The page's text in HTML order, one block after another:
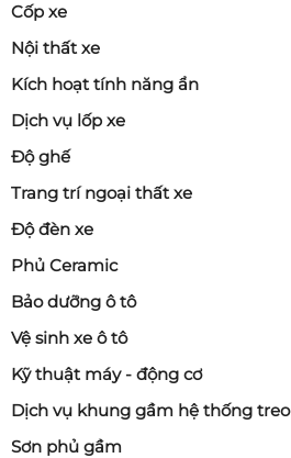
Cốp xe
Nội thất xe
Kích hoạt tính năng ẩn
Dịch vụ lốp xe
Độ ghế
Trang trí ngoại thất xe
Độ đèn xe
Phủ Ceramic
Bảo dưỡng ô tô
Vệ sinh xe ô tô
Kỹ thuật máy - động cơ
Dịch vụ khung gầm hệ thống treo
Sơn phủ gầm